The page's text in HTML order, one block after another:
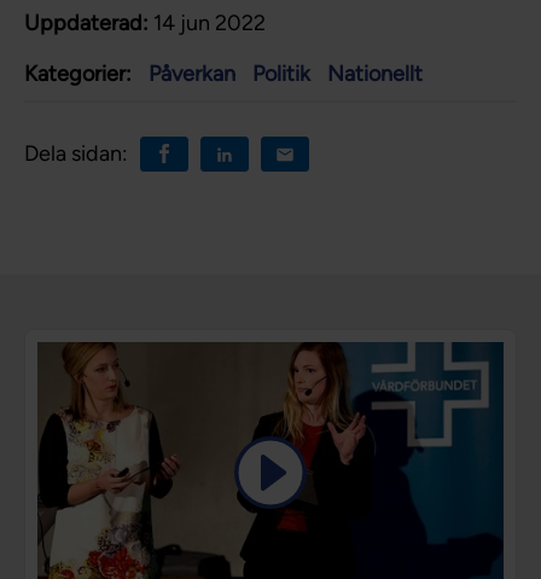
Uppdaterad: 14 jun 2022
Kategorier:
Påverkan Politik Nationellt
Dela sidan: